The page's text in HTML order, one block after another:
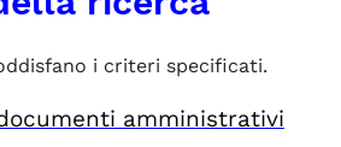
i criteri specificati.
amministrativi